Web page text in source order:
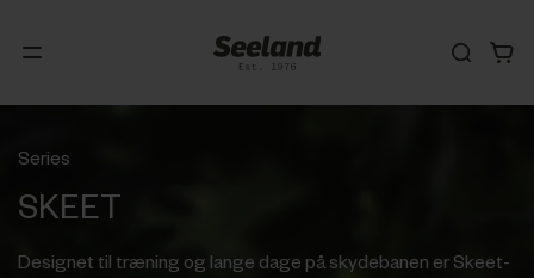
Series
SKEET
Designet til træning og lange dage på skydebanen er Skeet-